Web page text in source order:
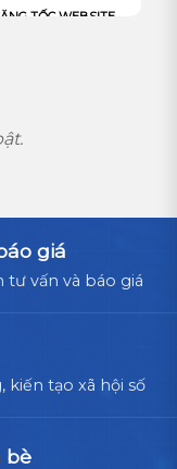
TỐC WEBSITE
giá
tư vấn và báo giá
kiến tạo xã hội số
bè